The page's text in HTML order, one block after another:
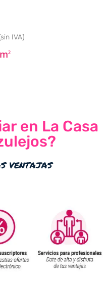
IVA)
2
en La Casa
ventajas